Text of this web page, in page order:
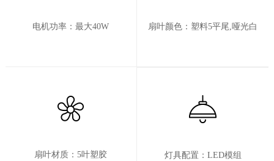
电机功率：最大40W 扇叶颜色：塑料5平尾,哑光白
扇叶材质：5叶塑胶 灯具配置：LED模组